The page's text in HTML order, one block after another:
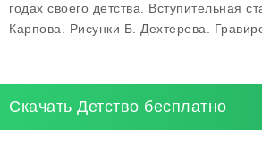
годах своего детства. Вступительная
Карпова. Рисунки Б. Дехтерева.
Скачать Детство бесплатно